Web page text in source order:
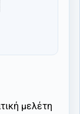
μελέτη